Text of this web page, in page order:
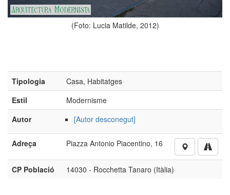
(Foto: Lucia Matilde, 2012)
Tipologia
Casa, Habitatges
Estil
Modernisme
Autor
[Autor desconegut]
Adreça Piazza Antonio Piacentino, 16
CP Població 14030 - Rocchetta Tanaro (Itàlia)